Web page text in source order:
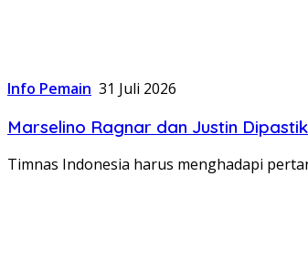
Info Pemain 31 Juli 2026
Marselino Ragnar dan Justin
Timnas Indonesia harus menghadapi